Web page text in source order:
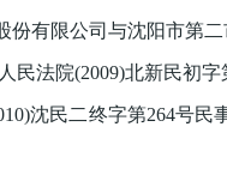
份有限公司与沈阳市第
民法院(2009)北新民初
沈民二终字第264号